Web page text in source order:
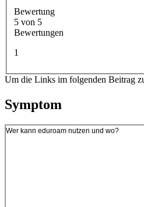
Bewertung
5 von 5
Bewertungen
1
Um die Links im folgenden Beitrag
Symptom